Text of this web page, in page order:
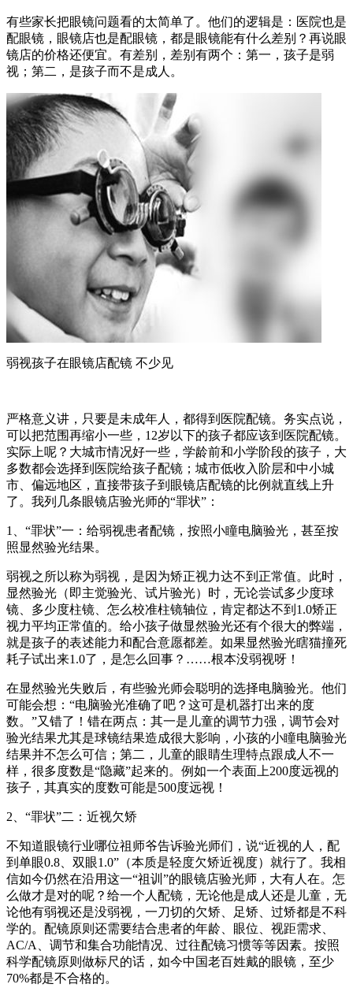
有些家长把眼镜问题看的太简单了。他们的逻辑是：医院也是
配眼镜，眼镜店也是配眼镜，都是眼镜能有什么差别？再说眼
镜店的价格还便宜。有差别，差别有两个：第一，孩子是弱
视；第二，是孩子而不是成人。
弱视孩子在眼镜店配镜 不少见
严格意义讲，只要是未成年人，都得到医院配镜。务实点说，
可以把范围再缩小一些，12岁以下的孩子都应该到医院配镜。
实际上呢？大城市情况好一些，学龄前和小学阶段的孩子，大
多数都会选择到医院给孩子配镜；城市低收入阶层和中小城
市、偏远地区，直接带孩子到眼镜店配镜的比例就直线上升
了。我列几条眼镜店验光师的“罪状”：
1、“罪状”一：给弱视患者配镜，按照小瞳电脑验光，甚至按
照显然验光结果。
弱视之所以称为弱视，是因为矫正视力达不到正常值。此时，
显然验光（即主觉验光、试片验光）时，无论尝试多少度球
镜、多少度柱镜、怎么校准柱镜轴位，肯定都达不到1.0矫正
视力平均正常值的。给小孩子做显然验光还有个很大的弊端，
就是孩子的表述能力和配合意愿都差。如果显然验光瞎猫撞死
耗子试出来1.0了，是怎么回事？……根本没弱视呀！
在显然验光失败后，有些验光师会聪明的选择电脑验光。他们
可能会想：“电脑验光准确了吧？这可是机器打出来的度
数。”又错了！错在两点：其一是儿童的调节力强，调节会对
验光结果尤其是球镜结果造成很大影响，小孩的小瞳电脑验光
结果并不怎么可信；第二，儿童的眼睛生理特点跟成人不一
样，很多度数是“隐藏”起来的。例如一个表面上200度远视的
孩子，其真实的度数可能是500度远视！
2、“罪状”二：近视欠矫
不知道眼镜行业哪位祖师爷告诉验光师们，说“近视的人，配
到单眼0.8、双眼1.0”（本质是轻度欠矫近视度）就行了。我相
信如今仍然在沿用这一“祖训”的眼镜店验光师，大有人在。怎
么做才是对的呢？给一个人配镜，无论他是成人还是儿童，无
论他有弱视还是没弱视，一刀切的欠矫、足矫、过矫都是不科
学的。配镜原则还需要结合患者的年龄、眼位、视距需求、
AC/A、调节和集合功能情况、过往配镜习惯等等因素。按照
科学配镜原则做标尺的话，如今中国老百姓戴的眼镜，至少
70%都是不合格的。